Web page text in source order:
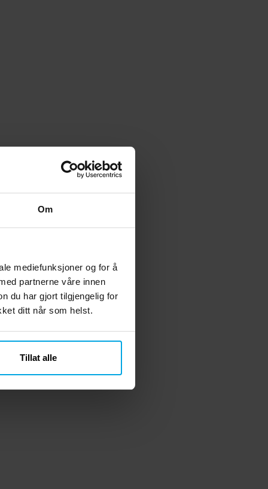
Om
mediefunksjoner og for å
partnerne våre innen
du har gjort tilgjengelig for
ditt når som helst.
Tillat alle